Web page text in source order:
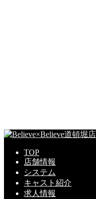
TOP
店舗情報
システム
キャスト紹介
求人情報